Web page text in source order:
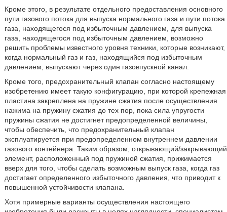
Кроме этого, в результате отдельного предоставления основного
пути газового потока для выпуска нормального газа и пути потока
газа, находящегося под избыточным давлением, для выпуска
газа, находящегося под избыточным давлением, возможно
решить проблемы известного уровня техники, которые возникают,
когда нормальный газ и газ, находящийся под избыточным
давлением, выпускают через один газовпускной канал.
Кроме того, предохранительный клапан согласно настоящему
изобретению имеет такую конфигурацию, при которой крепежная
пластина закреплена на пружине сжатия после осуществления
нажима на пружину сжатия до тех пор, пока сила упругости
пружины сжатия не достигнет предопределенной величины,
чтобы обеспечить, что предохранительный клапан
эксплуатируется при предопределенном внутреннем давлении
газового контейнера. Таким образом, открывающий/закрывающий
элемент, расположенный под пружиной сжатия, прижимается
вверх для того, чтобы сделать возможным выпуск газа, когда газ
достигает определенного избыточного давления, что приводит к
повышенной устойчивости клапана.
Хотя примерные варианты осуществления настоящего